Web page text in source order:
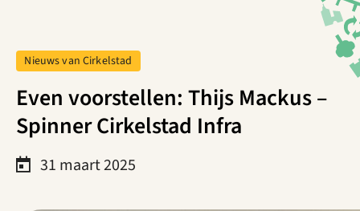
Even voorstellen: Thijs Mackus –
Spinner Cirkelstad Infra
Tag:
Nieuws van Cirkelstad
31 maart 2025